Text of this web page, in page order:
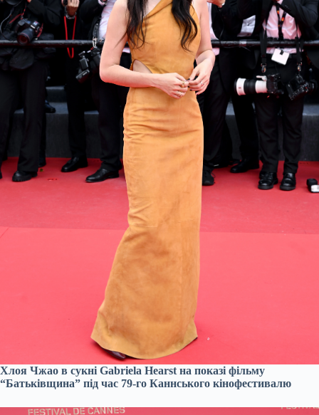
Хлоя Чжао в сукні Gabriela Hearst на показі фільму
“Батьківщина” під час 79-го Каннського кінофестивалю